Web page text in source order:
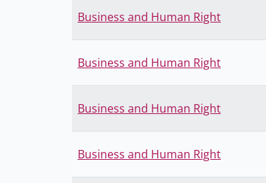
Business and Human Right
Business and Human Right
Business and Human Right
Business and Human Right